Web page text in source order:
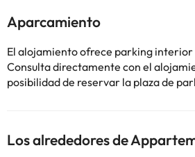
Aparcamiento
El alojamiento ofrece parking
Consulta directamente con el
posibilidad de reservar la plaza de
Los alrededores de